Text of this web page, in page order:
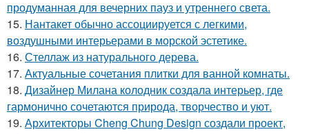
продуманная для вечерних пауз и утреннего света.
15. Нантакет обычно ассоциируется с легкими,
воздушными интерьерами в морской эстетике.
16. Стеллаж из натурального дерева.
17. Актуальные сочетания плитки для ванной комнаты.
18. Дизайнер Милана колодник создала интерьер, где
гармонично сочетаются природа, творчество и уют.
19. Архитекторы Cheng Chung Design создали проект,